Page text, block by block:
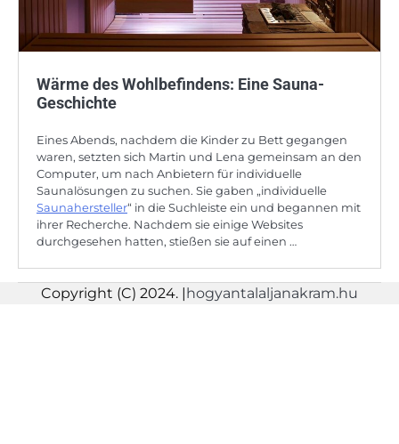
Wärme des Wohlbefindens: Eine Sauna-
Geschichte
Eines Abends, nachdem die Kinder zu Bett gegangen
waren, setzten sich Martin und Lena gemeinsam an den
Computer, um nach Anbietern für individuelle
Saunalösungen zu suchen. Sie gaben „individuelle
Saunahersteller“ in die Suchleiste ein und begannen mit
ihrer Recherche. Nachdem sie einige Websites
durchgesehen hatten, stießen sie auf einen …
Copyright (C) 2024. | hogyantalaljanakram.hu